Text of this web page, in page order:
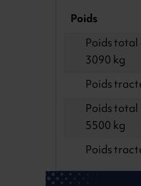
Poids
Poids
3090 kg
Poids
Poids
5500 kg
Poids